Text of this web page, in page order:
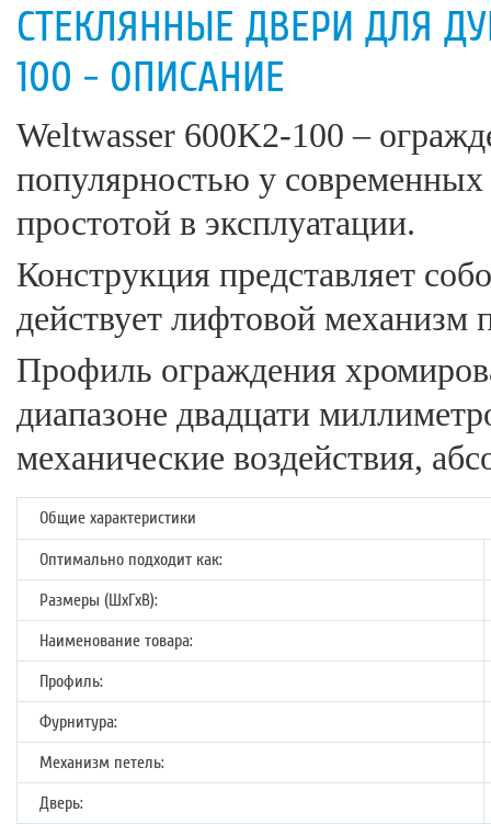
СТЕКЛЯННЫЕ ДВЕРИ ДЛЯ
100 - ОПИСАНИЕ
Weltwasser 600K2-100 –
популярностью у современных
простотой в эксплуатации.
Конструкция представляет
действует лифтовой механизм
Профиль ограждения
диапазоне двадцати
механические воздействия,
Общие характеристики
Оптимально подходит как:
Размеры (ШхГхВ):
Наименование товара:
Профиль:
Фурнитура:
Механизм петель:
Дверь: